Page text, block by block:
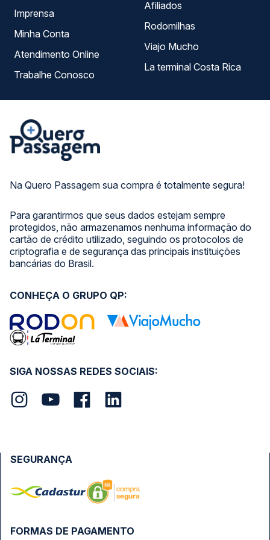
Na Quero Passagem sua compra é totalmente segura!
Para garantirmos que seus dados estejam sempre
protegidos, não armazenamos nenhuma informação do
cartão de crédito utilizado, seguindo os protocolos de
criptografia e de segurança das principais instituições
bancárias do Brasil.
Imprensa
Minha Conta
Atendimento Online
Trabalhe Conosco
Afiliados
Rodomilhas
Viajo Mucho
La terminal Costa Rica
SIGA NOSSAS REDES SOCIAIS:
CONHEÇA O GRUPO QP:
FORMAS DE PAGAMENTO
SEGURANÇA